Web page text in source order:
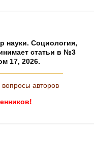
науки. Социология,
статьи в №3
17, 2026.
авторов